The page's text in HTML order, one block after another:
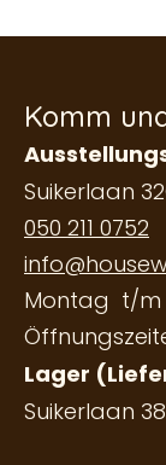
Komm
Suikerlaan
050 211 0752
Montag t/m
Lager
Suikerlaan